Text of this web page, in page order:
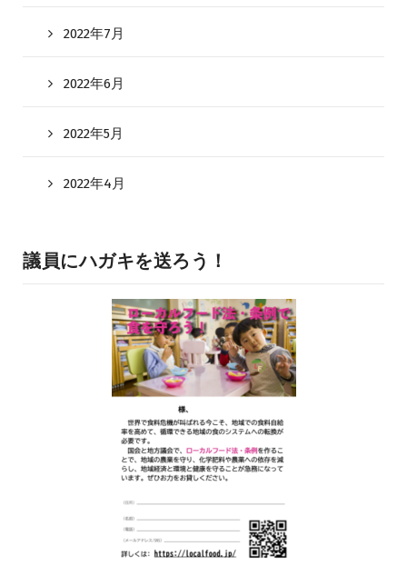
2022年7月
2022年6月
2022年5月
2022年4月
議員にハガキを送ろう！